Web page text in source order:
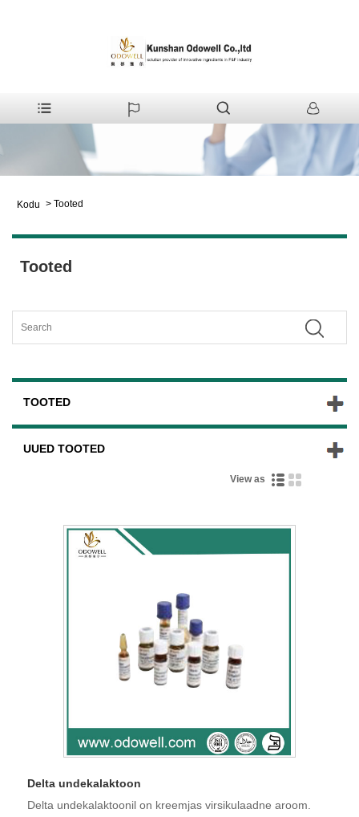
Kodu > Tooted
Tooted
TOOTED
UUED TOOTED
View as
Delta undekalaktoon
Delta undekalaktoonil on kreemjas virsikulaadne aroom.